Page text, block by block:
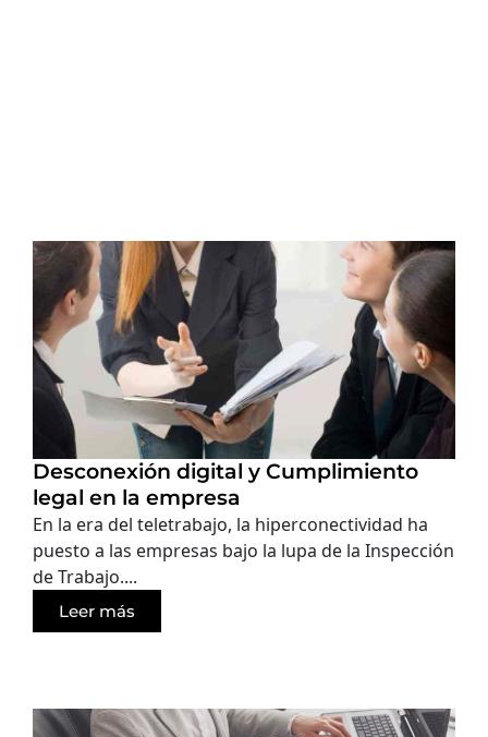
Desconexión digital y Cumplimiento
legal en la empresa
En la era del teletrabajo, la hiperconectividad ha
puesto a las empresas bajo la lupa de la Inspección
de Trabajo....
Leer más